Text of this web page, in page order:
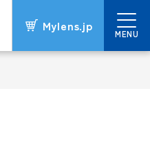
Mylens.jp
MENU
Mylens.jp
MENU